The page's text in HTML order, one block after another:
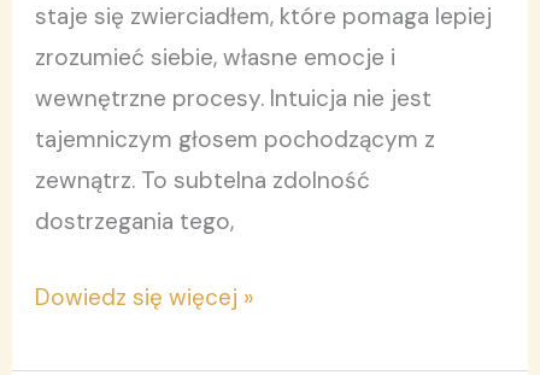
staje się zwierciadłem, które pomaga lepiej
zrozumieć siebie, własne emocje i
wewnętrzne procesy. Intuicja nie jest
tajemniczym głosem pochodzącym z
zewnątrz. To subtelna zdolność
dostrzegania tego,
Dowiedz się więcej »